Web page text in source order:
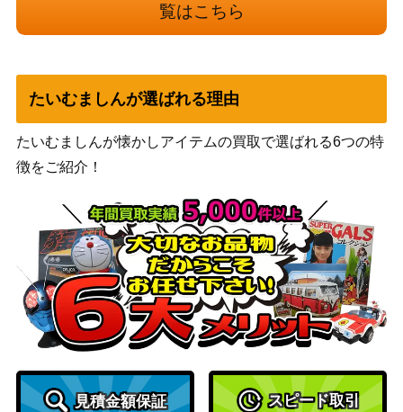
キュレムEX（SR）【XY7
084/081】
XY・XY BREAK
（バンデットリング）
ブリジュラスex（SAR）
【SV7a 088/064】
（楽園ドラゴーナ）
カイリューV（PROMO）
【292/S-P】
ソード&シールド
100
【CP2 021/027】
（伝説キラコレクショ
ン）
アルセウスV（SR/SA）
【S9 112/100】
ソード&シールド
（スターバース）
3,000
モノマネむすめ（SR）【S
M6b 077/066】
サン&ムーン
（チャンピオンロー
ド）
9,000
リザードン【初版：かいり
き誤植】マーク無し
旧裏面
（第一弾）
覧はこちら
たいむましんが選ばれる理由
たいむましんが懐かしアイテムの買取で選ばれる6つの特
徴をご紹介！
見積金額保証 スピード取引